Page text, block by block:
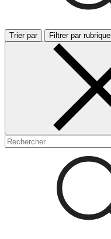
Trier par Filtrer par rubrique